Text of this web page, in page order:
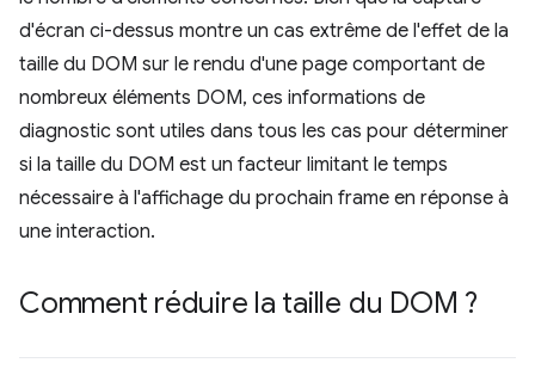
d'écran ci-dessus montre un cas extrême de l'effet de la
taille du DOM sur le rendu d'une page comportant de
nombreux éléments DOM, ces informations de
diagnostic sont utiles dans tous les cas pour déterminer
si la taille du DOM est un facteur limitant le temps
nécessaire à l'affichage du prochain frame en réponse à
une interaction.
Comment réduire la taille du DOM ?